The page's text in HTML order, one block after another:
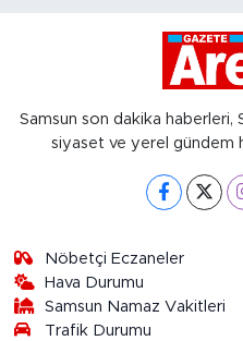
Samsun son dakika haberleri,
siyaset ve yerel gündem
Nöbetçi Eczaneler
Hava Durumu
Samsun Namaz Vakitleri
Trafik Durumu